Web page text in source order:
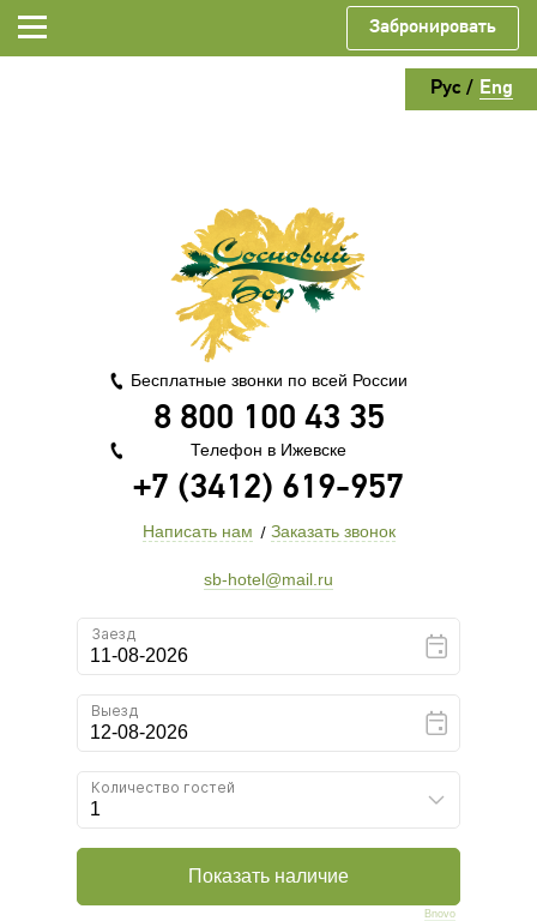
Забронировать
Рус / Eng
Бесплатные звонки по всей России
8 800 100 43 35
Телефон в Ижевске
+7 (3412) 619-957
Написать нам Заказать звонок
sb-hotel@mail.ru
Bnovo